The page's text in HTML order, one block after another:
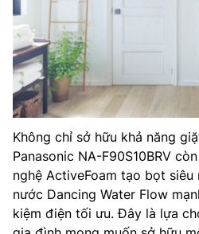
Không chỉ sở hữu khả năng
Panasonic NA-F90S10BRV
nghệ ActiveFoam tạo bọt siêu
nước Dancing Water Flow
kiệm điện tối ưu. Đây là lựa